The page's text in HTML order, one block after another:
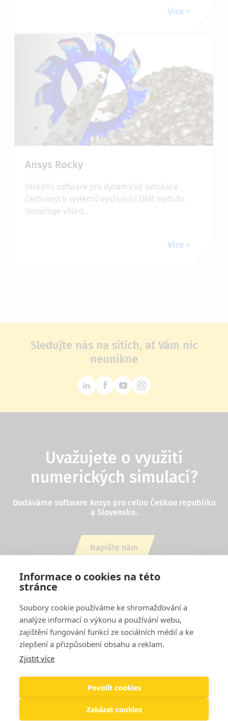
Informace o cookies na této
stránce
Soubory cookie používáme ke shromažďování a
analýze informací o výkonu a používání webu,
zajištění fungování funkcí ze sociálních médií a ke
zlepšení a přizpůsobení obsahu a reklam.
Zjistit více
Povolit cookies
Zakázat cookies
Více
Ansys Rocky
Unikátní software pro dynamické simulace
částicových systémů využívající DEM metodu.
Umožňuje vhled...
Více
Sledujte nás na sítích, ať Vám nic
neunikne
Uvažujete o využití
numerických simulací?
Dodáváme software Ansys pro celou Českou republiku
a Slovensko.
Napište nám
nebo zavolejte +420 543 254 554
Patička
Projekty EUCookiesPodmínky užití stránekKontakty
Helpdesk